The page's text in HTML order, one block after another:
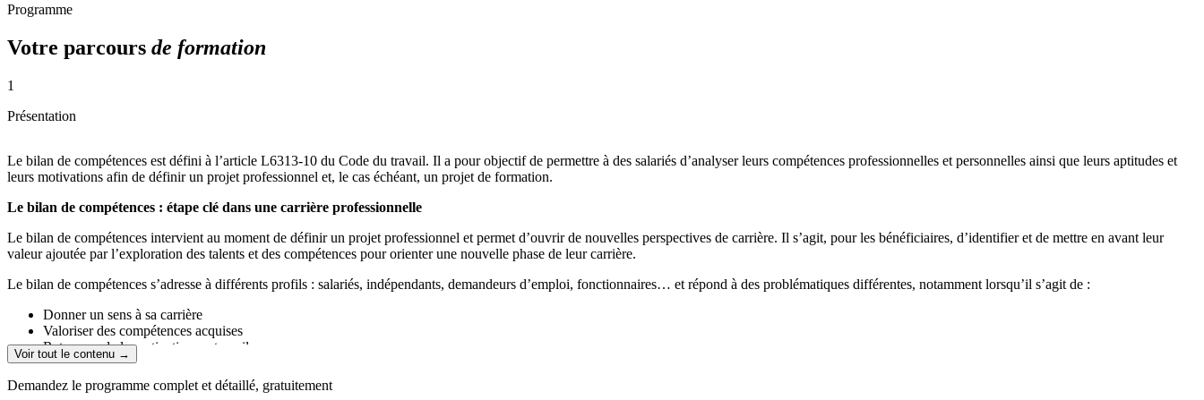
Programme
Votre parcours de formation
1
Présentation
Le bilan de compétences est défini à l’article L6313-10 du Code du travail. Il a pour objectif de permettre à des salariés d’analyser leurs compétences professionnelles et personnelles ainsi que leurs aptitudes et
leurs motivations afin de définir un projet professionnel et, le cas échéant, un projet de formation.
Le bilan de compétences : étape clé dans une carrière professionnelle
Le bilan de compétences intervient au moment de définir un projet professionnel et permet d’ouvrir de nouvelles perspectives de carrière. Il s’agit, pour les bénéficiaires, d’identifier et de mettre en avant leur
valeur ajoutée par l’exploration des talents et des compétences pour orienter une nouvelle phase de leur carrière.
Le bilan de compétences s’adresse à différents profils : salariés, indépendants, demandeurs d’emploi, fonctionnaires… et répond à des problématiques différentes, notamment lorsqu’il s’agit de :
Donner un sens à sa carrière
Valoriser des compétences acquises
Retrouver de la motivation au travail
Anticiper une baisse d’activité de l’entreprise
Rebondir en période de chômage
Voir tout le contenu →
Demandez le programme complet et détaillé, gratuitement